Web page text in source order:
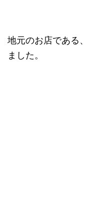
地元のお店である
ました。